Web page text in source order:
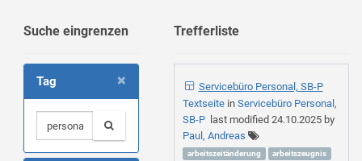
Suche eingrenzen
×
Tag
Trefferliste
Servicebüro Personal, SB-P
Textseite in Servicebüro Personal,
SB-Plast modified 24.10.2025by
Paul, Andreas
arbeitszeitänderung
arbeitszeugnis